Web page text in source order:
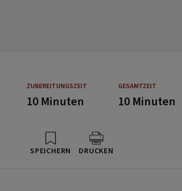
ZUBEREITUNGSZEIT GESAMTZEIT
10 Minuten 10 Minuten
SPEICHERN DRUCKEN